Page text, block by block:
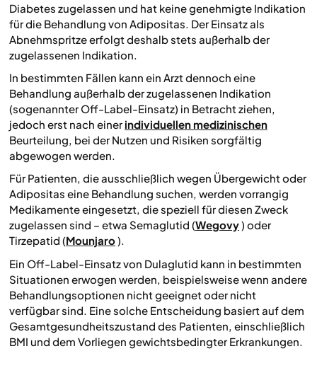
Diabetes zugelassen und hat keine genehmigte Indikation
für die Behandlung von Adipositas. Der Einsatz als
Abnehmspritze erfolgt deshalb stets außerhalb der
zugelassenen Indikation.
In bestimmten Fällen kann ein Arzt dennoch eine
Behandlung außerhalb der zugelassenen Indikation
(sogenannter Off-Label-Einsatz) in Betracht ziehen,
jedoch erst nach einerindividuellen medizinischen
Beurteilung, bei der Nutzen und Risiken sorgfältig
abgewogen werden.
Für Patienten, die ausschließlich wegen Übergewicht oder
Adipositas eine Behandlung suchen, werden vorrangig
Medikamente eingesetzt, die speziell für diesen Zweck
zugelassen sind – etwa Semaglutid (Wegovy) oder
Tirzepatid (Mounjaro).
Ein Off-Label-Einsatz von Dulaglutid kann in bestimmten
Situationen erwogen werden, beispielsweise wenn andere
Behandlungsoptionen nicht geeignet oder nicht
verfügbar sind. Eine solche Entscheidung basiert auf dem
Gesamtgesundheitszustand des Patienten, einschließlich
BMI und dem Vorliegen gewichtsbedingter Erkrankungen.